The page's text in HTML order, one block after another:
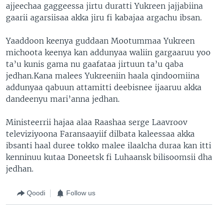
ajjeechaa gaggeessa jirtu duratti Yukreen jajjabiina
gaarii agarsiisaa akka jiru fi kabajaa argachu ibsan.
Yaaddoon keenya guddaan Mootummaa Yukreen
michoota keenya kan addunyaa waliin gargaaruu yoo
ta’u kunis gama nu gaafataa jirtuun ta’u qaba
jedhan.Kana malees Yukreeniin haala qindoomiina
addunyaa qabuun attamitti deebisnee ijaaruu akka
dandeenyu mari’anna jedhan.
Ministeerrii hajaa alaa Raashaa serge Laavroov
televiziyoona Faransaayiif dilbata kaleessaa akka
ibsanti haal duree tokko malee ilaalcha duraa kan itti
kenninuu kutaa Doneetsk fi Luhaansk bilisoomsii dha
jedhan.
Qoodi Follow us